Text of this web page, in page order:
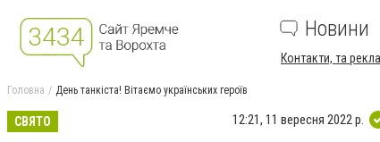
Новини
Контакти, та
Головна День танкіста! Вітаємо українських героїв
СВЯТО 12:21, 11 вересня 2022 р.